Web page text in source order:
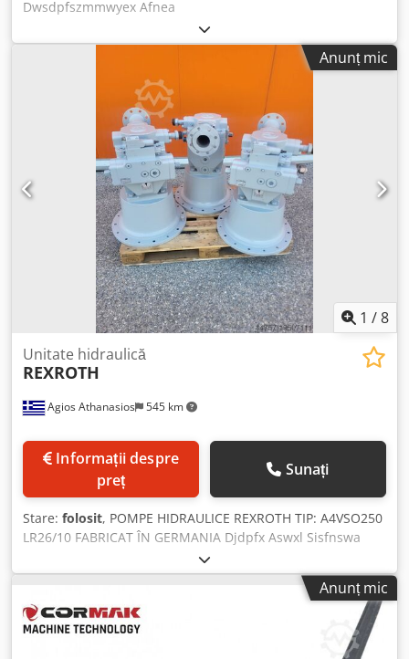
Dwsdpfszmmwyex Afnea
Anunț mic
1 /8
Agios Athanasios 545 km
Unitate hidraulică
REXROTH
preț
Sunați
Stare: folosit, POMPE HIDRAULICE REXROTH TIP: A4VSO250
LR26/10 FABRICAT ÎN GERMANIA Djdpfx Aswxl Sisfnswa
CANTITATE: 3 BUCĂȚI PREȚ PE BUCATĂ: 2.650 EURO EX
WORKS ÎN STARE EXCELENTĂ, GATA DE ÎNCĂRCARE
Anunț mic